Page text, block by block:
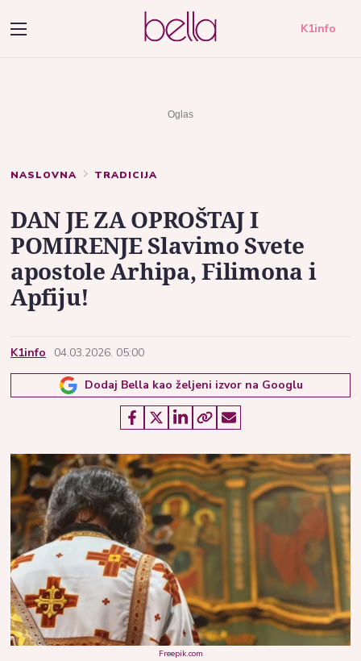
K1info
NASLOVNA TRADICIJA
DAN JE ZA OPROŠTAJ I
POMIRENJE Slavimo Svete
apostole Arhipa, Filimona i
Apfiju!
K1info 04.03.2026. 05:00
Dodaj Bella kao željeni izvor na Googlu
Freepik.com